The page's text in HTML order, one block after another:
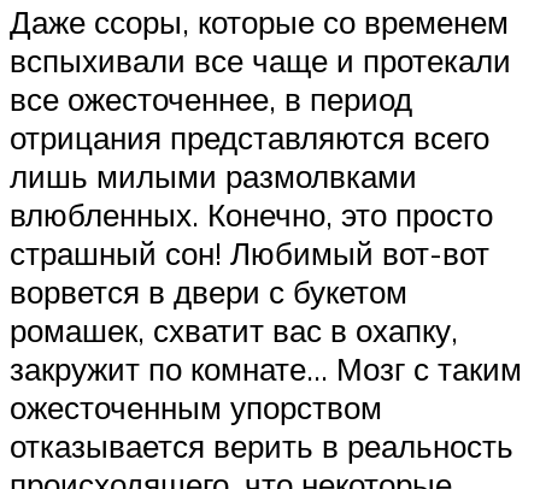
Даже ссоры, которые со временем
вспыхивали все чаще и протекали
все ожесточеннее, в период
отрицания представляются всего
лишь милыми размолвками
влюбленных. Конечно, это просто
страшный сон! Любимый вот-вот
ворвется в двери с букетом
ромашек, схватит вас в охапку,
закружит по комнате… Мозг с таким
ожесточенным упорством
отказывается верить в реальность